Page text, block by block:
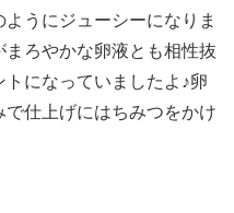
うにジューシーになりま
ろやかな卵液とも相性抜
になっていましたよ♪卵
仕上げにはちみつをかけ